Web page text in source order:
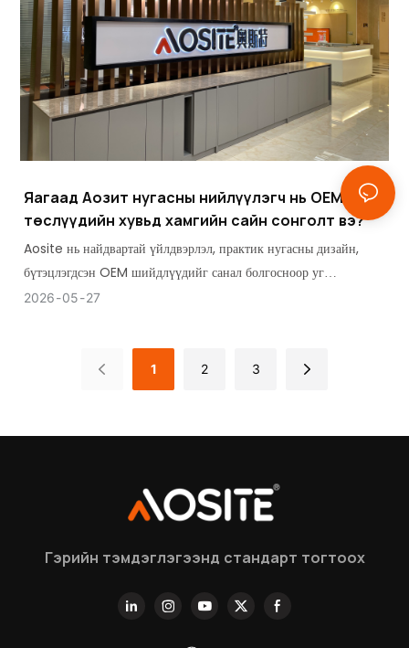
Яагаад Аозит нугасны нийлүүлэгч нь OEM
төслүүдийн хувьд хамгийн сайн сонголт вэ?
Aosite нь найдвартай үйлдвэрлэл, практик нугасны дизайн,
бүтэцлэгдсэн OEM шийдлүүдийг санал болгосноор уг
стратегийн нэг хэсэг болж чадна.
2026 05 27
1 2 3
Гэрийн тэмдэглэгээнд стандарт тогтоох